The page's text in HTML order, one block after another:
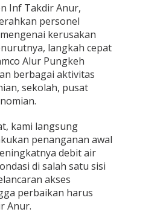
Inf Takdir Anur,
personel
kerusakan
langkah cepat
Alur Pungkeh
berbagai aktivitas
sekolah, pusat
kami langsung
penanganan awal
debit air
di salah satu sisi
akses
perbaikan harus
Anur.